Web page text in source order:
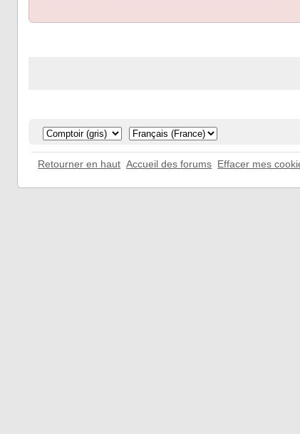
Retourner en haut Accueil des forums Effacer mes